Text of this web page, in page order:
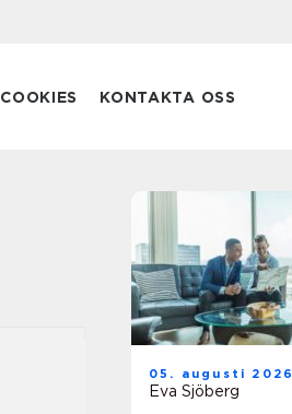
COOKIES KONTAKTA OSS
05. augusti 2026
Eva Sjöberg